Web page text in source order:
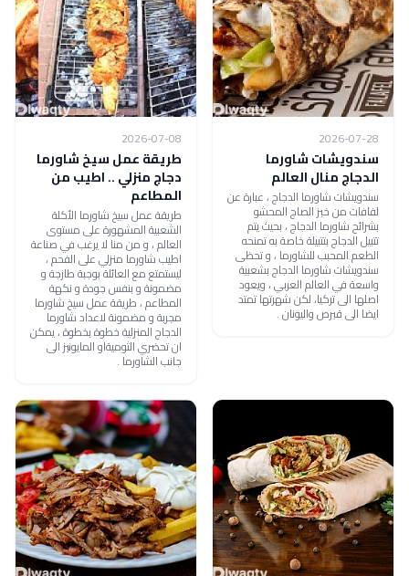
2026-07-28
سندويشات شاورما
الدجاج منال العالم
سندويشات شاورما الدجاج ، عبارة عن
لفافات من خبز الصاج المحشو
بشرائح شاورما الدجاج ، بحيث يتم
تتبيل الدجاج بتتبيلة خاصة به تمنحه
الطعم المحبب للشاورما ، و تحظى
سندويشات شاورما الدجاج بشعبية
واسعة في العالم العربي ، ويعود
اصلها الى تركيا، لكن شهرتها تمتد
ايضا الى قبرص واليونان .
2026-07-08
طريقة عمل سيخ شاورما
دجاج منزلي .. اطيب من
المطاعم
طريقة عمل سيخ شاورما الأكلة
الشعبية المشهورة على مستوى
العالم ، و من منا لا يرغب في صناعة
اطيب شاورما منزلي على الفحم ،
ليستمتع مع العائلة بوجبة طازجة و
مضمونة و بنفس جودة و نكهة
المطاعم ، طريقة عمل سيخ شاورما
مجربة و مضمونة لاعداد شاورما
الدجاج المنزلية خطوة بخطوة ، يمكن
ان تحضري الثوميةاو المايونيز الى
جانب الشاورما .